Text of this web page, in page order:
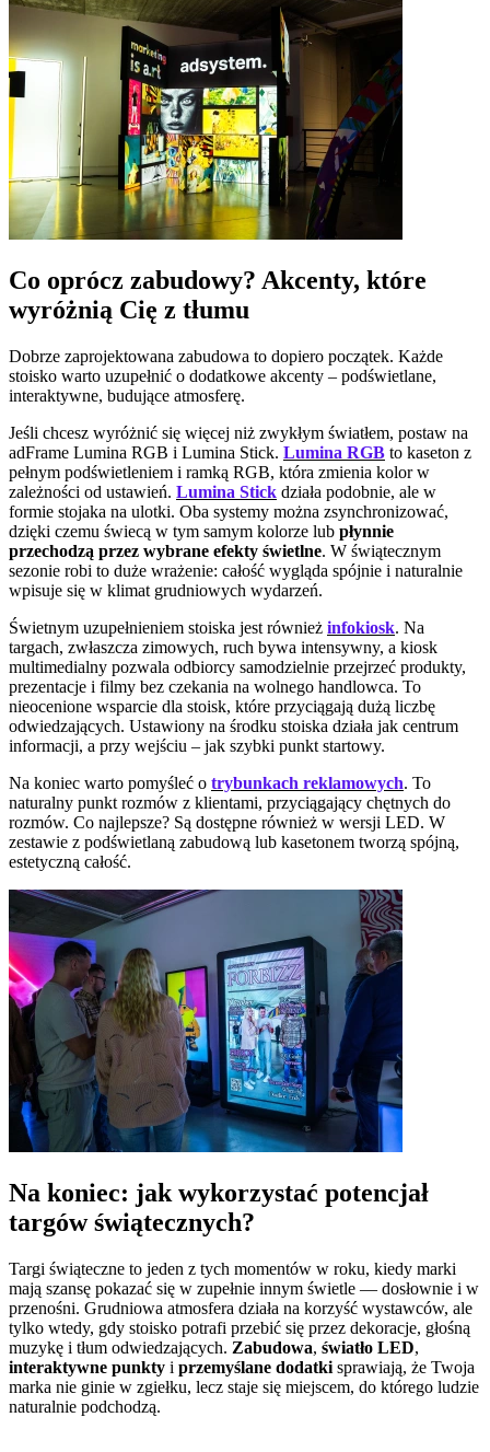
Co oprócz zabudowy? Akcenty, które
wyróżnią Cię z tłumu
Dobrze zaprojektowana zabudowa to dopiero początek. Każde
stoisko warto uzupełnić o dodatkowe akcenty – podświetlane,
interaktywne, budujące atmosferę.
Jeśli chcesz wyróżnić się więcej niż zwykłym światłem, postaw na
adFrame Lumina RGB i Lumina Stick. Lumina RGB to kaseton z
pełnym podświetleniem i ramką RGB, która zmienia kolor w
zależności od ustawień. Lumina Stick działa podobnie, ale w
formie stojaka na ulotki. Oba systemy można zsynchronizować,
dzięki czemu świecą w tym samym kolorze lub płynnie
przechodzą przez wybrane efekty świetlne. W świątecznym
sezonie robi to duże wrażenie: całość wygląda spójnie i naturalnie
wpisuje się w klimat grudniowych wydarzeń.
Świetnym uzupełnieniem stoiska jest również infokiosk. Na
targach, zwłaszcza zimowych, ruch bywa intensywny, a kiosk
multimedialny pozwala odbiorcy samodzielnie przejrzeć produkty,
prezentacje i filmy bez czekania na wolnego handlowca. To
nieocenione wsparcie dla stoisk, które przyciągają dużą liczbę
odwiedzających. Ustawiony na środku stoiska działa jak centrum
informacji, a przy wejściu – jak szybki punkt startowy.
Na koniec warto pomyśleć o trybunkach reklamowych. To
naturalny punkt rozmów z klientami, przyciągający chętnych do
rozmów. Co najlepsze? Są dostępne również w wersji LED. W
zestawie z podświetlaną zabudową lub kasetonem tworzą spójną,
estetyczną całość.
Na koniec: jak wykorzystać potencjał
targów świątecznych?
Targi świąteczne to jeden z tych momentów w roku, kiedy marki
mają szansę pokazać się w zupełnie innym świetle — dosłownie i w
przenośni. Grudniowa atmosfera działa na korzyść wystawców, ale
tylko wtedy, gdy stoisko potrafi przebić się przez dekoracje, głośną
muzykę i tłum odwiedzających. Zabudowa, światło LED,
interaktywne punkty i przemyślane dodatki sprawiają, że Twoja
marka nie ginie w zgiełku, lecz staje się miejscem, do którego ludzie
naturalnie podchodzą.